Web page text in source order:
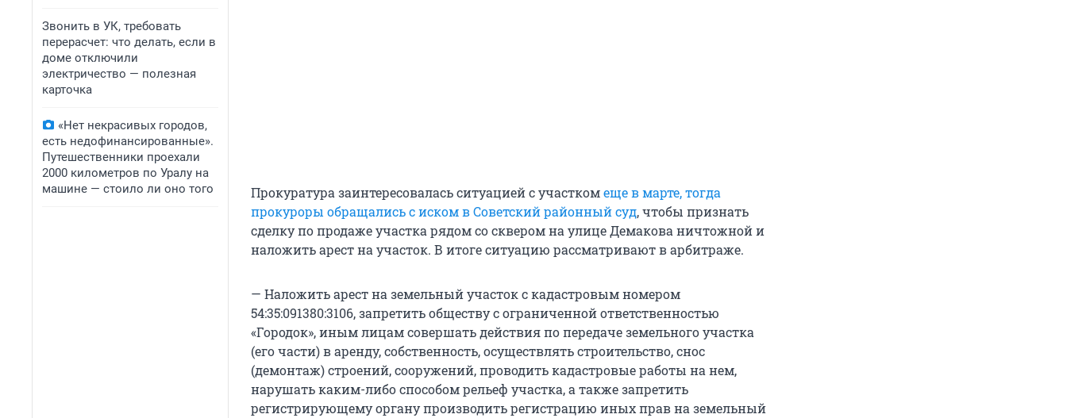
Звонить в УК, требовать
перерасчет: что делать, если в
доме отключили
электричество — полезная
карточка
«Нет некрасивых городов,
есть недофинансированные».
Путешественники проехали
2000 километров по Уралу на
машине — стоило ли оно того
Прокуратура заинтересовалась ситуацией с участкомеще в марте, тогда
прокуроры обращались с иском в Советский районный суд, чтобы признать
сделку по продаже участка рядом со сквером на улице Демакова ничтожной и
наложить арест на участок. В итоге ситуацию рассматривают в арбитраже.
— Наложить арест на земельный участок с кадастровым номером
54:35:091380:3106, запретить обществу с ограниченной ответственностью
«Городок», иным лицам совершать действия по передаче земельного участка
(его части) в аренду, собственность, осуществлять строительство, снос
(демонтаж) строений, сооружений, проводить кадастровые работы на нем,
нарушать каким-либо способом рельеф участка, а также запретить
регистрирующему органу производить регистрацию иных прав на земельный